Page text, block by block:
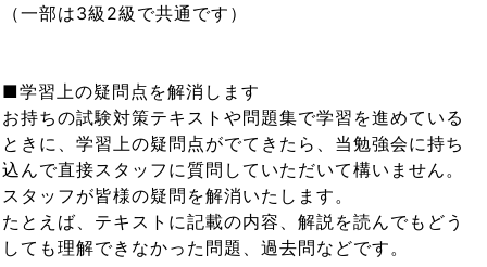
（一部は3級2級で共通です）
■学習上の疑問点を解消します
お持ちの試験対策テキストや問題集で学習を進めている
ときに、学習上の疑問点がでてきたら、当勉強会に持ち
込んで直接スタッフに質問していただいて構いません。
スタッフが皆様の疑問を解消いたします。
たとえば、テキストに記載の内容、解説を読んでもどう
しても理解できなかった問題、過去問などです。